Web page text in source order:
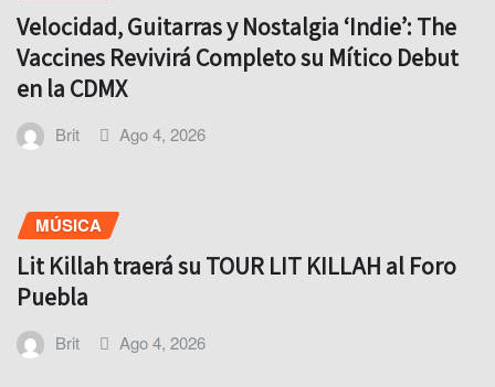
Velocidad, Guitarras y Nostalgia ‘Indie’: The
Vaccines Revivirá Completo su Mítico Debut
en la CDMX
Brit Ago 4, 2026
MÚSICA
Lit Killah traerá su TOUR LIT KILLAH al Foro
Puebla
Brit Ago 4, 2026